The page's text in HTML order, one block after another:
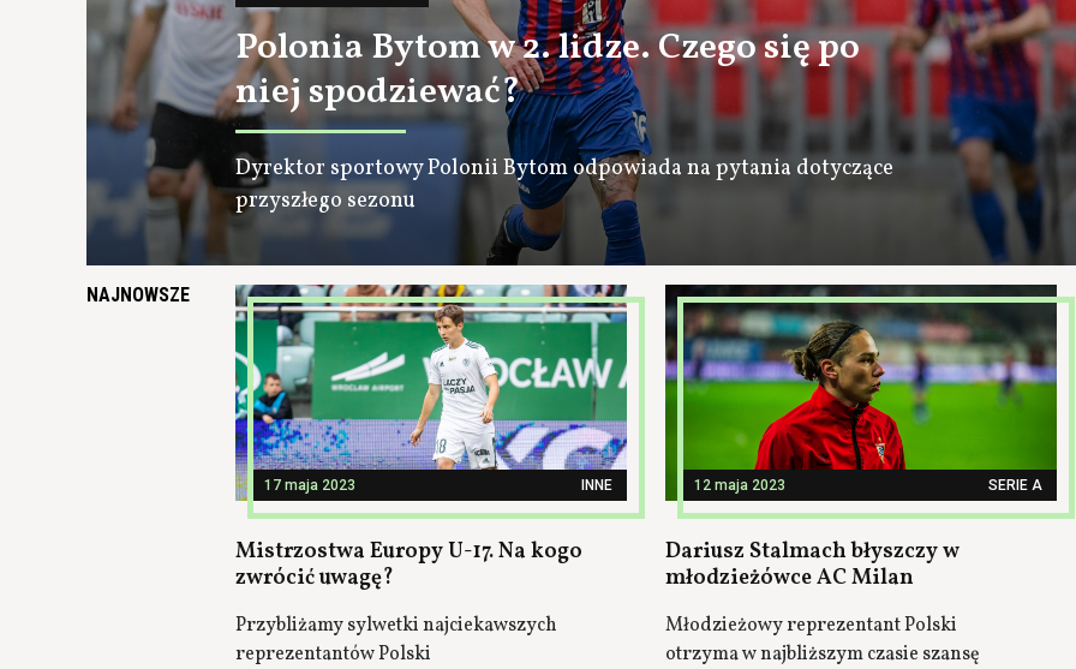
Polonia Bytom w 2. lidze. Czego się po
niej spodziewać?
Dyrektor sportowy Polonii Bytom odpowiada na pytania dotyczące
przyszłego sezonu
NAJNOWSZE
17 maja 2023 INNE
Mistrzostwa Europy U-17. Na kogo
zwrócić uwagę?
Przybliżamy sylwetki najciekawszych
reprezentantów Polski
12 maja 2023 SERIE A
Dariusz Stalmach błyszczy w
młodzieżówce AC Milan
Młodzieżowy reprezentant Polski
otrzyma w najbliższym czasie szansę